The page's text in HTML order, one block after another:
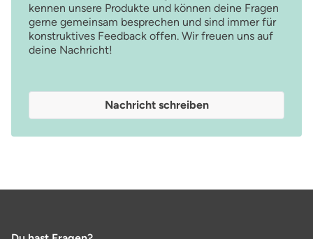
kennen unsere Produkte und können deine Fragen
gerne gemeinsam besprechen und sind immer für
konstruktives Feedback offen. Wir freuen uns auf
deine Nachricht!
Nachricht schreiben